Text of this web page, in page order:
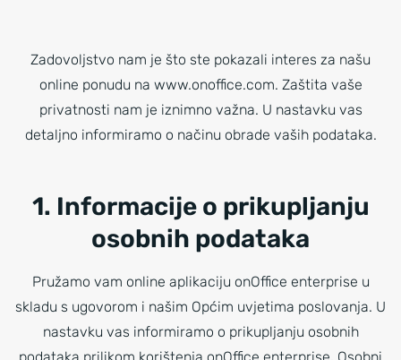
Zadovoljstvo nam je što ste pokazali interes za našu
online ponudu na www.onoffice.com. Zaštita vaše
privatnosti nam je iznimno važna. U nastavku vas
detaljno informiramo o načinu obrade vaših podataka.
1. Informacije o prikupljanju
osobnih podataka
Pružamo vam online aplikaciju onOffice enterprise u
skladu s ugovorom i našim Općim uvjetima poslovanja. U
nastavku vas informiramo o prikupljanju osobnih